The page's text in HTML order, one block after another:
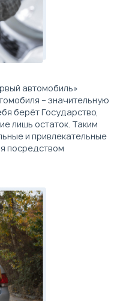
автомобиль»
– значительную
берёт Государство,
лишь остаток. Таким
и привлекательные
посредством